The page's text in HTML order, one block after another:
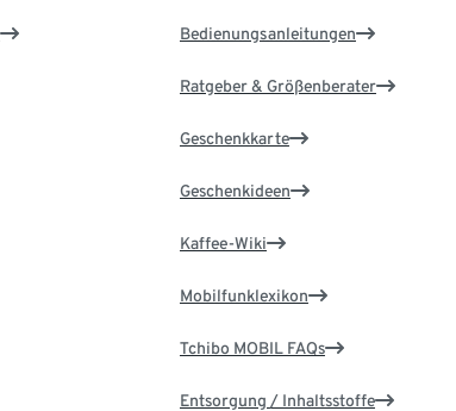
Bedienungsanleitungen
Ratgeber & Größenberater
Geschenkkarte
Geschenkideen
Kaffee-Wiki
Mobilfunklexikon
Tchibo MOBIL FAQs
Entsorgung / Inhaltsstoffe